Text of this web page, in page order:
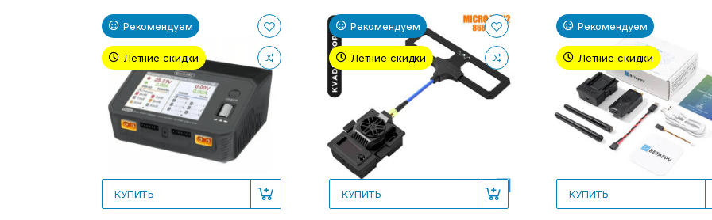
Рекомендуем
Летние скидки
КУПИТЬ
Рекомендуем
Летние скидки
КУПИТЬ
Рекомендуем
Летние скидки
КУПИТЬ